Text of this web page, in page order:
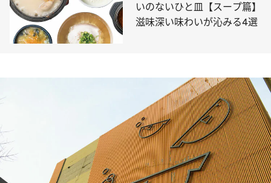
いのないひと皿【スープ篇】
滋味深い味わいが沁みる4選